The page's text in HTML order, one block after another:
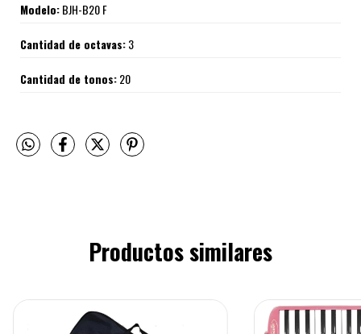
Modelo:BJH-B20 F
Cantidad de octavas:3
Cantidad de tonos:20
Productos similares